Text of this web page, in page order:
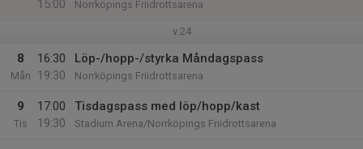
15:00
Norrköpings Friidrottsarena
v.24
8
Mån
16:30
19:30
Löp-/hopp-/styrka Måndagspass
Norrköpings Friidrottsarena
9
Tis
17:00
19:30
Tisdagspass med löp/hopp/kast
Stadium Arena/Norrköpings Friidrottsarena